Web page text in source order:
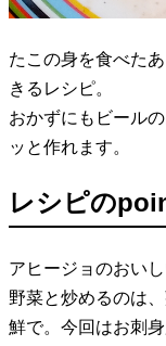
たこの身を食べた
きるレシピ。
おかずにもビール
ッと作れます。
レシピの
アヒージョのおい
野菜と炒めるのは
鮮で。今回はお刺